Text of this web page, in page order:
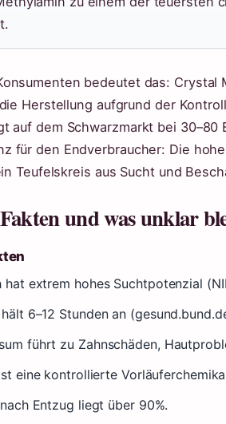
bedeutet das:
Herstellung aufgrund der
auf dem Schwarzmarkt bei 30–80
für den Endverbraucher: Die
Teufelskreis aus Sucht und
und was unklar
hat extrem hohes Suchtpotenzial
6–12 Stunden an
führt zu Zahnschäden,
eine kontrollierte
Entzug liegt über 90%.